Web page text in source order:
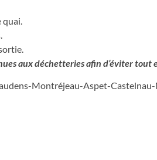
quai.
aux déchetteries afin d’éviter
Montréjeau-Aspet-